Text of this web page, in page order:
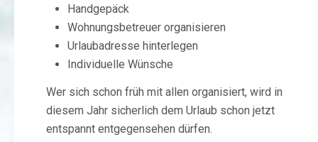
Handgepäck
Wohnungsbetreuer organisieren
Urlaubadresse hinterlegen
Individuelle Wünsche
Wer sich schon früh mit allen organisiert, wird in
diesem Jahr sicherlich dem Urlaub schon jetzt
entspannt entgegensehen dürfen.